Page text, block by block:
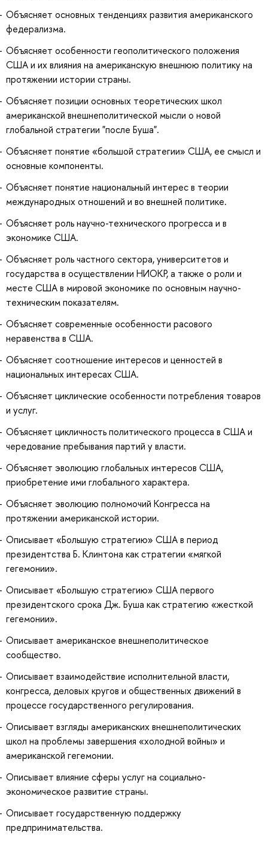
Объясняет основных тенденциях развития американского
федерализма.
Объясняет особенности геополитического положения
США и их влияния на американскую внешнюю политику на
протяжении истории страны.
Объясняет позиции основных теоретических школ
американской внешнеполитической мысли о новой
глобальной стратегии "после Буша".
Объясняет понятие «большой стратегии» США, ее смысл и
основные компоненты.
Объясняет понятие национальный интерес в теории
международных отношений и во внешней политике.
Объясняет роль научно-технического прогресса и в
экономике США.
Объясняет роль частного сектора, университетов и
государства в осуществлении НИОКР, а также о роли и
месте США в мировой экономике по основным научно-
техническим показателям.
Объясняет современные особенности расового
неравенства в США.
Объясняет соотношение интересов и ценностей в
национальных интересах США.
Объясняет циклические особенности потребления товаров
и услуг.
Объясняет цикличность политического процесса в США и
чередование пребывания партий у власти.
Объясняет эволюцию глобальных интересов США,
приобретение ими глобального характера.
Объясняет эволюцию полномочий Конгресса на
протяжении американской истории.
Описывает «Большую стратегию» США в период
президентства Б. Клинтона как стратегии «мягкой
гегемонии».
Описывает «Большую стратегию» США первого
президентского срока Дж. Буша как стратегию «жесткой
гегемонии».
Описывает американское внешнеполитическое
сообщество.
Описывает взаимодействие исполнительной власти,
конгресса, деловых кругов и общественных движений в
процессе государственного регулирования.
Описывает взгляды американских внешнеполитических
школ на проблемы завершения «холодной войны» и
американской гегемонии.
Описывает влияние сферы услуг на социально-
экономическое развитие страны.
Описывает государственную поддержку
предпринимательства.